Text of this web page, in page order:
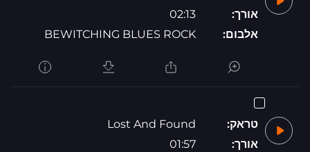
אורך:
02:13
אלבום:
BEWITCHING BLUES ROCK
טראק:
Lost And Found
אורך:
01:57